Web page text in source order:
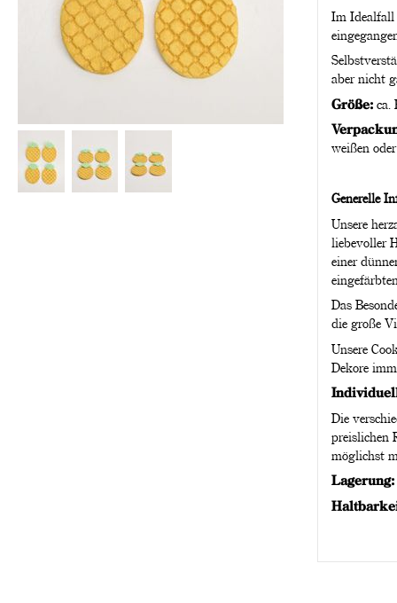
Im Idealfall
aber nicht
Größe:ca.
weißen
Generelle
Unsere
liebevoller
einer
Das
die große
Unsere
Dekore
Die
preislichen
möglichst